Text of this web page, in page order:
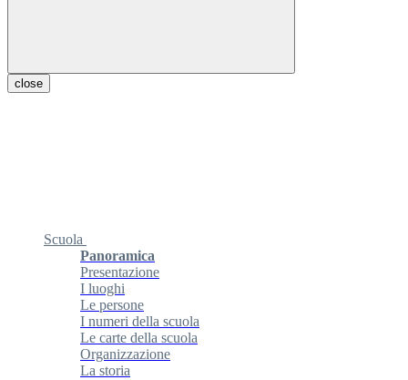
close
Scuola
Panoramica
Presentazione
I luoghi
Le persone
I numeri della scuola
Le carte della scuola
Organizzazione
La storia